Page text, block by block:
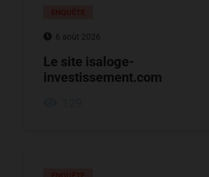
6 août 2026
Le site isaloge-
investissement.com